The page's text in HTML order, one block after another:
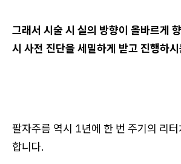
그래서 시술 시 실의 방향이 올바르게
시 사전 진단을 세밀하게 받고 진행하
팔자주름 역시 1년에 한 번 주기의 리
합니다.